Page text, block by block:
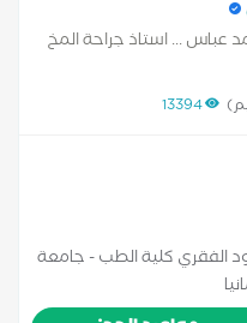
عباس ... استاذ جراحة المخ
13394
الفقري كلية الطب - جامعة